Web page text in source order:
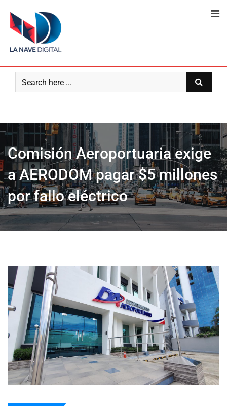
content
Comisión Aeroportuaria exige
a AERODOM pagar $5 millones
por fallo eléctrico